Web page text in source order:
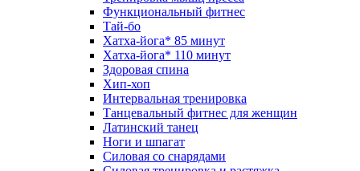
Функциональный фитнес
Тай-бо
Хатха-йога* 85 минут
Хатха-йога* 110 минут
Здоровая спина
Хип-хоп
Интервальная тренировка
Танцевальный фитнес для женщин
Латинский танец
Ноги и шпагат
Силовая со снарядами